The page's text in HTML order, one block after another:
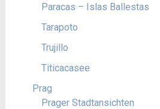
Paracas – Islas Ballestas
Tarapoto
Trujillo
Titicacasee
Prag
Prager Stadtansichten